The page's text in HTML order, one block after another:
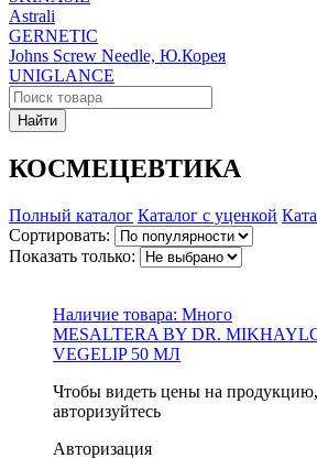
Astrali
GERNETIC
Johns Screw Needle, Ю.Корея
UNIGLANCE
Найти
КОСМЕЦЕВТИКА
Полный каталог Каталог с уценкой
Сортировать:
Показать только:
Наличие товара: Много
MESALTERA BY DR.
VEGELIP 50 МЛ
Чтобы видеть цены на
авторизуйтесь
Авторизация